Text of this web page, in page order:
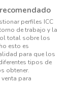
perfiles ICC
de trabajo y la
total sobre los
esto es
para que los
tipos de
obtener.
para